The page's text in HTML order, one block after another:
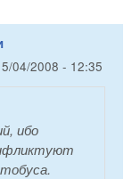
04/2008 - 12:35
ибо